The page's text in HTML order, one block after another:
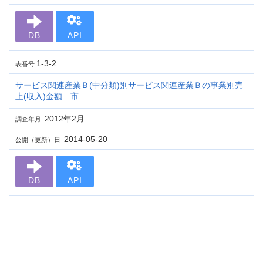
DB API
表番号 1-3-2
サービス関連産業Ｂ(中分類)別サービス関連産業Ｂの事業別売
上(収入)金額―市
調査年月 2012年2月
公開（更新）日 2014-05-20
DB API